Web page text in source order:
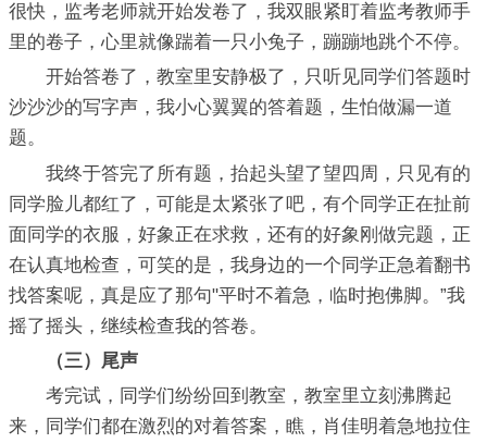
很快，监考老师就开始发卷了，我双眼紧盯着监考教师手
里的卷子，心里就像踹着一只小兔子，蹦蹦地跳个不停。
开始答卷了，教室里安静极了，只听见同学们答题时
沙沙沙的写字声，我小心翼翼的答着题，生怕做漏一道
题。
我终于答完了所有题，抬起头望了望四周，只见有的
同学脸儿都红了，可能是太紧张了吧，有个同学正在扯前
面同学的衣服，好象正在求救，还有的好象刚做完题，正
在认真地检查，可笑的是，我身边的一个同学正急着翻书
找答案呢，真是应了那句"平时不着急，临时抱佛脚。”我
摇了摇头，继续检查我的答卷。
（三）尾声
考完试，同学们纷纷回到教室，教室里立刻沸腾起
来，同学们都在激烈的对着答案，瞧，肖佳明着急地拉住